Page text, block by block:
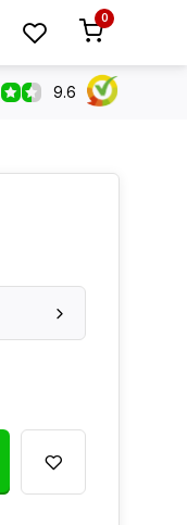
0
AB 150 €
9.6